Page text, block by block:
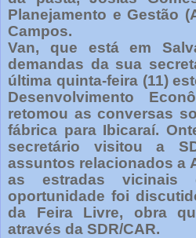
Planejamento e Gestão
Campos.
Van, que está em
demandas da sua
última quinta-feira (11)
Desenvolvimento
retomou as conversas
fábrica para Ibicaraí.
secretário visitou a
assuntos relacionados a
as estradas vicinais
oportunidade foi
da Feira Livre, obra
através da SDR/CAR.